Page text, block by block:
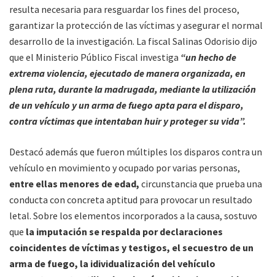
resulta necesaria para resguardar los fines del proceso,
garantizar la protección de las víctimas y asegurar el normal
desarrollo de la investigación. La fiscal Salinas Odorisio dijo
que el Ministerio Público Fiscal investiga “un hecho de
extrema violencia, ejecutado de manera organizada, en
plena ruta, durante la madrugada, mediante la utilización
de un vehículo y un arma de fuego apta para el disparo,
contra víctimas que intentaban huir y proteger su vida”.
Destacó además que fueron múltiples los disparos contra un
vehículo en movimiento y ocupado por varias personas,
entre ellas menores de edad, circunstancia que prueba una
conducta con concreta aptitud para provocar un resultado
letal. Sobre los elementos incorporados a la causa, sostuvo
que la imputación se respalda por declaraciones
coincidentes de víctimas y testigos, el secuestro de un
arma de fuego, la idividualización del vehículo